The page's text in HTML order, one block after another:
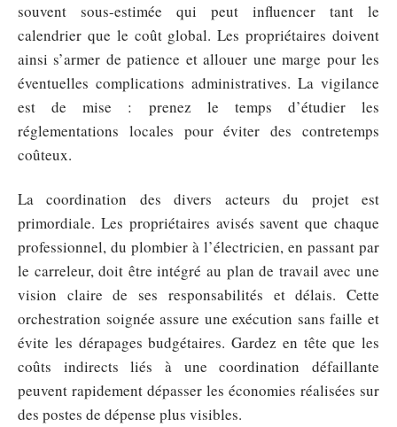
souvent sous-estimée qui peut influencer tant le
calendrier que le coût global. Les propriétaires doivent
ainsi s’armer de patience et allouer une marge pour les
éventuelles complications administratives. La vigilance
est de mise : prenez le temps d’étudier les
réglementations locales pour éviter des contretemps
coûteux.
La coordination des divers acteurs du projet est
primordiale. Les propriétaires avisés savent que chaque
professionnel, du plombier à l’électricien, en passant par
le carreleur, doit être intégré au plan de travail avec une
vision claire de ses responsabilités et délais. Cette
orchestration soignée assure une exécution sans faille et
évite les dérapages budgétaires. Gardez en tête que les
coûts indirects liés à une coordination défaillante
peuvent rapidement dépasser les économies réalisées sur
des postes de dépense plus visibles.